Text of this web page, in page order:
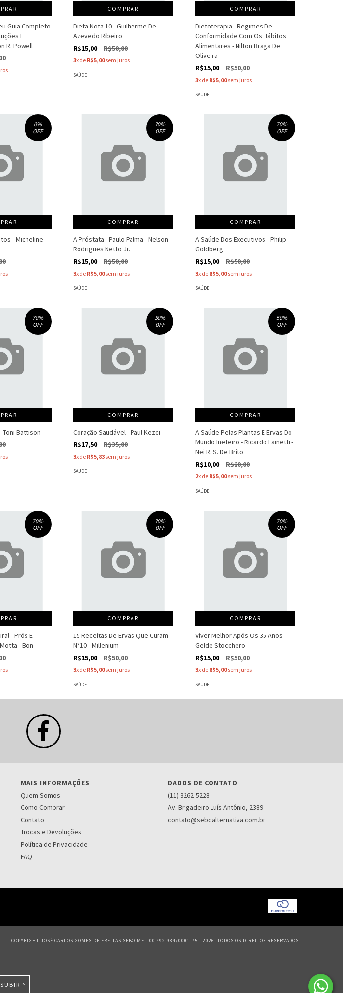
Guia Completo
E
R. Powell
COMPRAR
Dieta Nota 10 - Guilherme De
Azevedo Ribeiro
R$15,00
R$50,00
3x de R$5,00sem juros
SAÚDE
COMPRAR
Dietoterapia - Regimes De
Conformidade Com Os Hábitos
Alimentares - Nilton Braga De
Oliveira
R$15,00
R$50,00
3x de R$5,00sem juros
SAÚDE
0%
OFF
- Micheline
70%
OFF
COMPRAR
A Próstata - Paulo Palma - Nelson
Rodrigues Netto Jr.
R$15,00
R$50,00
3x de R$5,00sem juros
SAÚDE
70%
OFF
COMPRAR
A Saúde Dos Executivos - Philip
Goldberg
R$15,00
R$50,00
3x de R$5,00sem juros
SAÚDE
70%
OFF
Toni Battison
50%
OFF
COMPRAR
Coração Saudável - Paul Kezdi
R$17,50
R$35,00
3x de R$5,83 sem juros
SAÚDE
50%
OFF
COMPRAR
A Saúde Pelas Plantas E Ervas Do
Mundo Ineteiro - Ricardo Lainetti -
Nei R. S. De Brito
R$10,00
R$20,00
2x de R$5,00sem juros
SAÚDE
70%
OFF
- Prós E
- Bon
70%
OFF
COMPRAR
15 Receitas De Ervas Que Curam
N°10 - Millenium
R$15,00
R$50,00
3x de R$5,00sem juros
SAÚDE
70%
OFF
COMPRAR
Viver Melhor Após Os 35 Anos -
Gelde Stocchero
R$15,00
R$50,00
3x de R$5,00sem juros
SAÚDE
MAIS INFORMAÇÕES
Quem Somos
Como Comprar
Contato
Trocas e Devoluções
Política de Privacidade
FAQ
DADOS DE CONTATO
(11) 3262-5228
Av. Brigadeiro Luís Antônio, 2389
contato@seboalternativa.com.br
COPYRIGHT JOSÉ CARLOS GOMES DE FREITAS SEBO ME - 00.492.984/0001-75 - 2026. TODOS OS DIREITOS RESERVADOS.
SUBIR ^